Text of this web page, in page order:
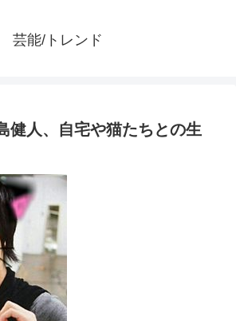
芸能/トレンド
健人、自宅や猫たちとの生